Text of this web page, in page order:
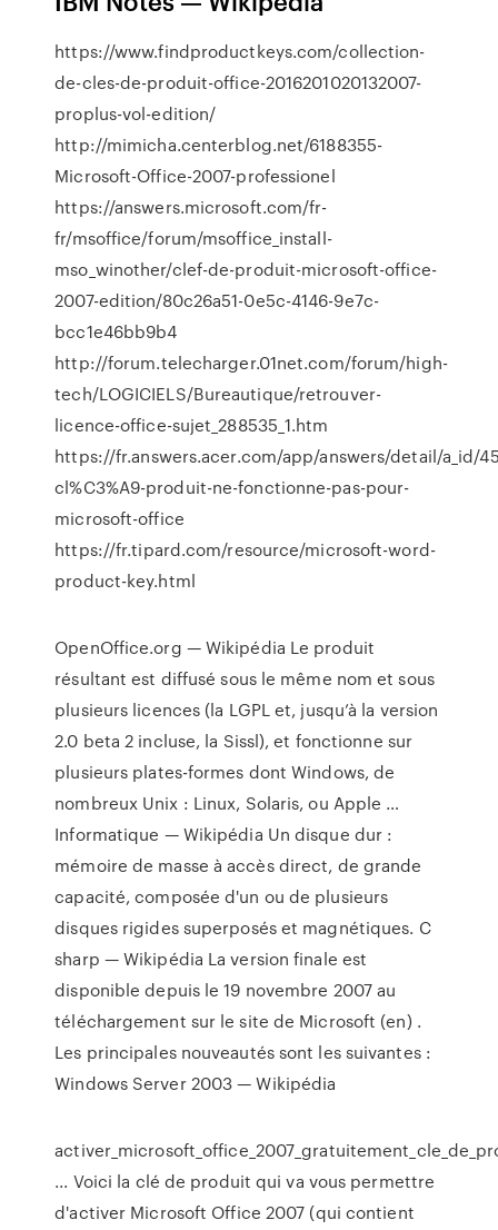
https://www.findproductkeys.com/collection-
de-cles-de-produit-office-2016201020132007-
proplus-vol-edition/
http://mimicha.centerblog.net/6188355-
Microsoft-Office-2007-professionel
https://answers.microsoft.com/fr-
fr/msoffice/forum/msoffice_install-
mso_winother/clef-de-produit-microsoft-office-
2007-edition/80c26a51-0e5c-4146-9e7c-
bcc1e46bb9b4
http://forum.telecharger.01net.com/forum/high-
tech/LOGICIELS/Bureautique/retrouver-
licence-office-sujet_288535_1.htm
https://fr.answers.acer.com/app/answers/detail/a_id/
cl%C3%A9-produit-ne-fonctionne-pas-pour-
microsoft-office
https://fr.tipard.com/resource/microsoft-word-
product-key.html
OpenOffice.org — Wikipédia Le produit
résultant est diffusé sous le même nom et sous
plusieurs licences (la LGPL et, jusqu’à la version
2.0 beta 2 incluse, la Sissl), et fonctionne sur
plusieurs plates-formes dont Windows, de
nombreux Unix : Linux, Solaris, ou Apple …
Informatique — Wikipédia Un disque dur :
mémoire de masse à accès direct, de grande
capacité, composée d'un ou de plusieurs
disques rigides superposés et magnétiques. C
sharp — Wikipédia La version finale est
disponible depuis le 19 novembre 2007 au
téléchargement sur le site de Microsoft (en) .
Les principales nouveautés sont les suivantes :
Windows Server 2003 — Wikipédia
... Voici la clé de produit qui va vous permettre
d'activer Microsoft Office 2007 (qui contient